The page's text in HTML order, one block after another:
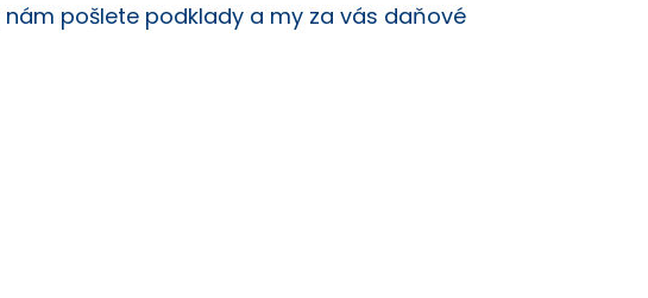
pošlete podklady a my za vás daňové